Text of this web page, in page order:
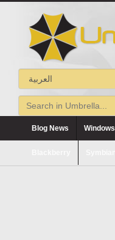
Blog News Windows